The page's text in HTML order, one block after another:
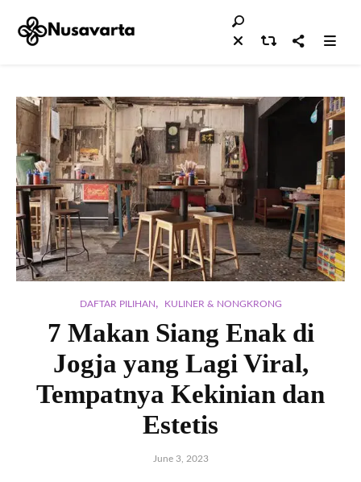
DAFTAR PILIHAN , KULINER & NONGKRONG
7 Makan Siang Enak di
Jogja yang Lagi Viral,
Tempatnya Kekinian dan
Estetis
June 3, 2023